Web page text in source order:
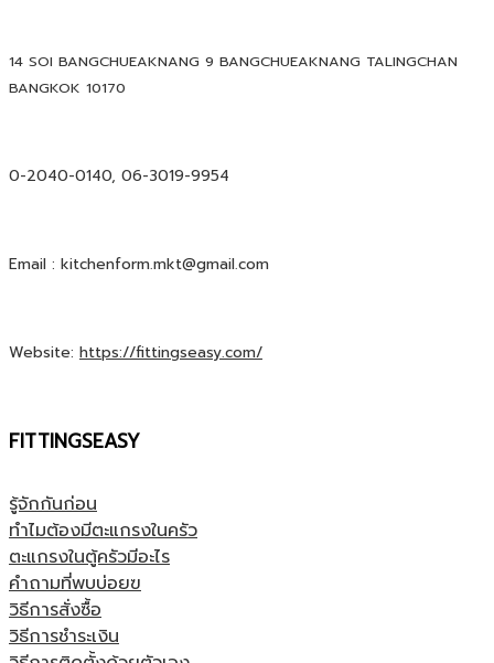
14 SOI BANGCHUEAKNANG 9 BANGCHUEAKNANG TALINGCHAN
BANGKOK 10170
0-2040-0140, 06-3019-9954
Email : kitchenform.mkt@gmail.com
Website: https://fittingseasy.com/
FITTINGSEASY
รู้จักกันก่อน
ทำไมต้องมีตะแกรงในครัว
ตะแกรงในตู้ครัวมีอะไร
คำถามที่พบบ่อยฃ
วิธีการสั่งซื้อ
วิธีการชำระเงิน